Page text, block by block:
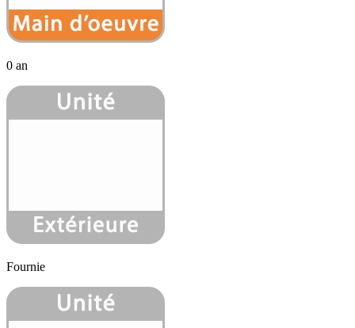
0 an
Fournie